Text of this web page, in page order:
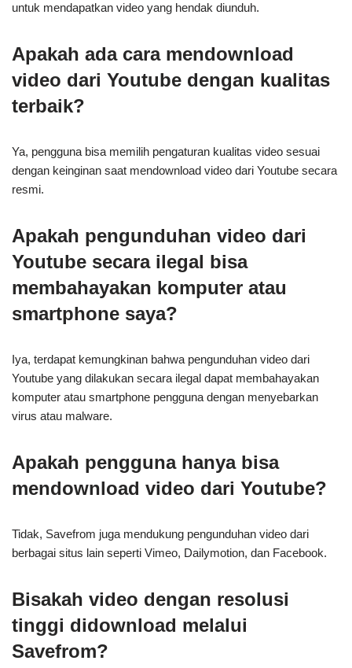
untuk mendapatkan video yang hendak diunduh.
Apakah ada cara mendownload
video dari Youtube dengan kualitas
terbaik?
Ya, pengguna bisa memilih pengaturan kualitas video sesuai
dengan keinginan saat mendownload video dari Youtube secara
resmi.
Apakah pengunduhan video dari
Youtube secara ilegal bisa
membahayakan komputer atau
smartphone saya?
Iya, terdapat kemungkinan bahwa pengunduhan video dari
Youtube yang dilakukan secara ilegal dapat membahayakan
komputer atau smartphone pengguna dengan menyebarkan
virus atau malware.
Apakah pengguna hanya bisa
mendownload video dari Youtube?
Tidak, Savefrom juga mendukung pengunduhan video dari
berbagai situs lain seperti Vimeo, Dailymotion, dan Facebook.
Bisakah video dengan resolusi
tinggi didownload melalui
Savefrom?